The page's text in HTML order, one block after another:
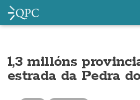
1,3 millóns
estrada da Pedra